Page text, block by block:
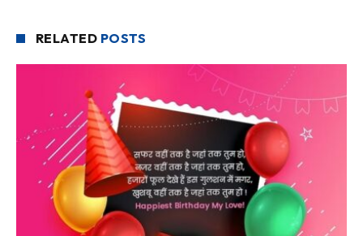
RELATED POSTS